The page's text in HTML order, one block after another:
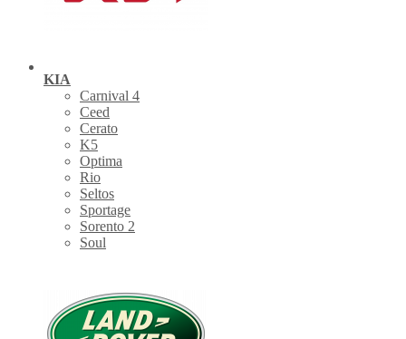
KIA
Carnival 4
Ceed
Cerato
K5
Optima
Rio
Seltos
Sportage
Sorento 2
Soul